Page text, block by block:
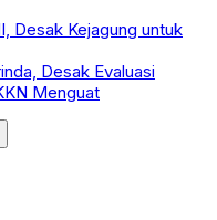
Desak Kejagung untuk
Desak Evaluasi
Menguat